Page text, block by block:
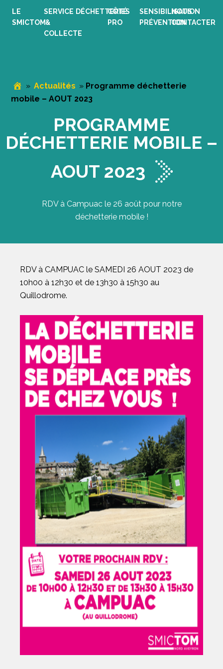
Passer
Passer
Passer
LE
SMICTOM
SERVICE
&
COLLECTE
DÉCHETTERIES
CÔTÉ
PRO
SENSIBILISATION
PRÉVENTION
NOUS
CONTACTER
» Actualités » Programme déchetterie
mobile – AOUT 2023
PROGRAMME
DÉCHETTERIE MOBILE –
AOUT 2023
RDV à Campuac le 26 août pour notre
déchetterie mobile !
RDV à CAMPUAC le SAMEDI 26 AOUT 2023 de
10h00 à 12h30 et de 13h30 à 15h30 au
Quillodrome.